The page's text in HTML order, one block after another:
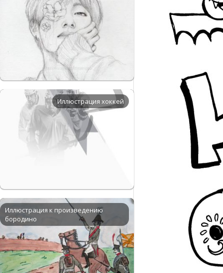
Иллюстрация хоккей
Иллюстрация к произведению
бородино